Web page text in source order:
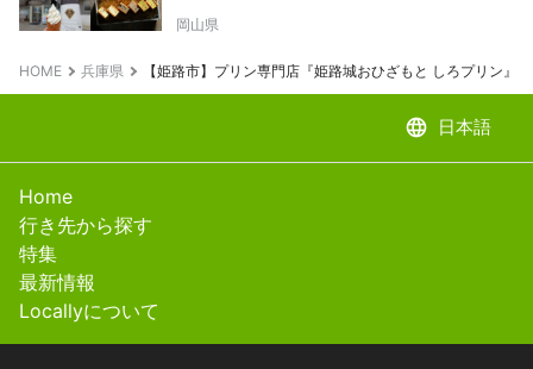
岡山県
HOME 兵庫県 【姫路市】プリン専門店『姫路城おひざもと しろプリン』
language 日本語
Home
行き先から探す
特集
最新情報
Locallyについて